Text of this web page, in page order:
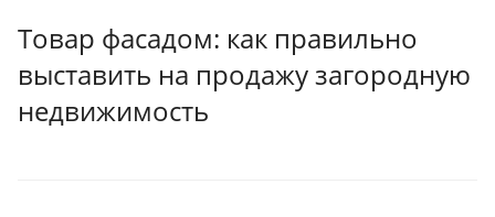
Товар фасадом: как правильно
выставить на продажу загородную
недвижимость